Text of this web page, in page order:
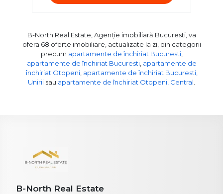
B-North Real Estate, Agenție imobiliară Bucuresti, va
ofera 68 oferte imobiliare, actualizate la zi, din categorii
precum apartamente de închiriat Bucuresti,
apartamente de închiriat Bucuresti, apartamente de
închiriat Otopeni, apartamente de închiriat Bucuresti,
Unirii sau apartamente de închiriat Otopeni, Central
B-North Real Estate